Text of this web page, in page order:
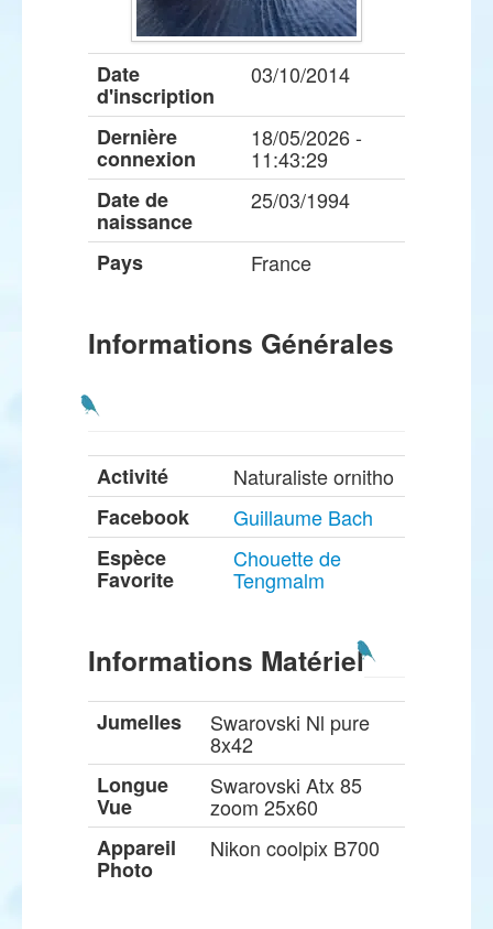
Date
d'inscription
03/10/2014
Dernière
connexion
18/05/2026 -
11:43:29
Date de
naissance
25/03/1994
Pays France
Informations Générales
Activité
Naturaliste ornitho
Facebook
Guillaume Bach
Espèce
Favorite
Chouette de
Tengmalm
Informations Matériel
Jumelles Swarovski Nl pure
8x42
Longue
Vue
Swarovski Atx 85
zoom 25x60
Appareil
Photo
Nikon coolpix B700